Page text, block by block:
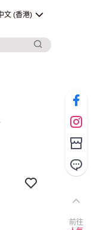
文 (香港)
前往